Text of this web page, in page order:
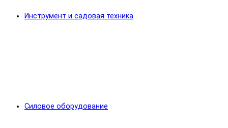
Инструмент и садовая техника
Силовое оборудование